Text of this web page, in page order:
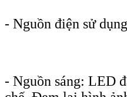
- Nguồn điện sử
- Nguồn sáng: LED